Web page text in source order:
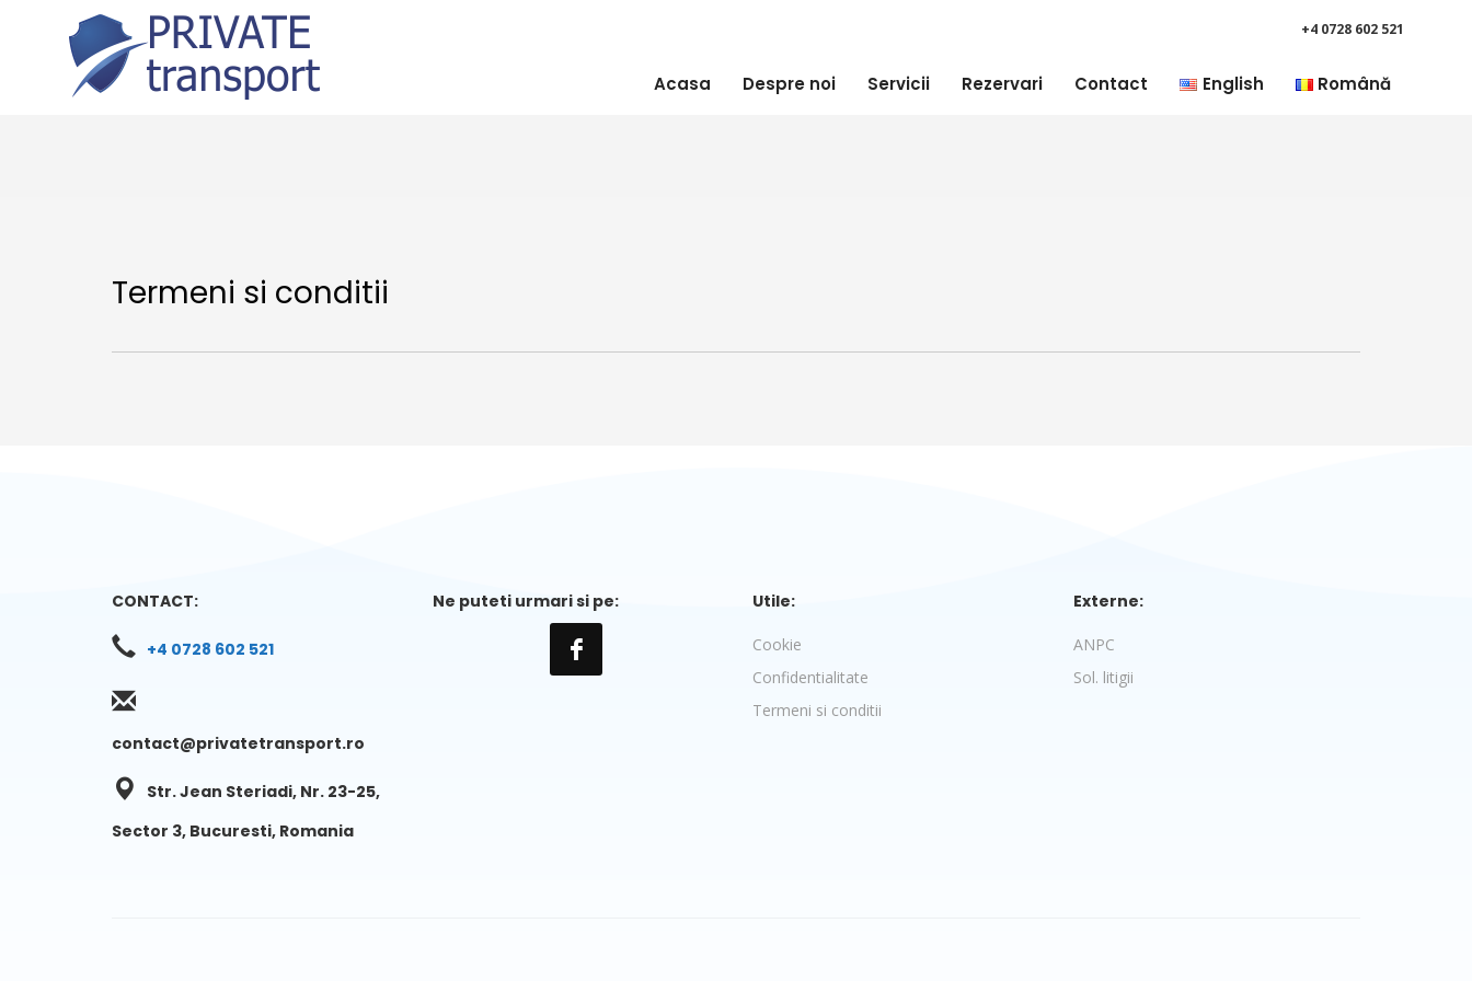
+4 0728 602 521
Acasa Despre noi Servicii Rezervari Contact English Română
Termeni si conditii
CONTACT:
+4 0728 602 521
contact@privatetransport.ro
Str. Jean Steriadi, Nr. 23-25,
Sector 3, Bucuresti, Romania
Ne puteti urmari si pe: Utile:
Cookie
Confidentialitate
Termeni si conditii
Externe:
ANPC
Sol. litigii